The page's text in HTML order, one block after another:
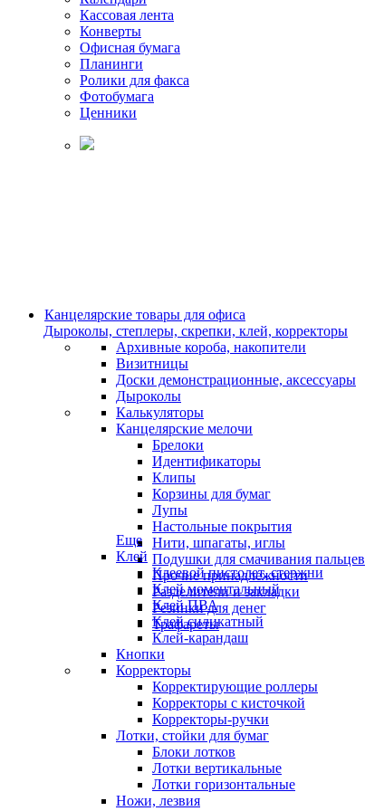
Кассовая лента
Конверты
Офисная бумага
Планинги
Ролики для факса
Фотобумага
Ценники
Канцелярские товары для офиса
Дыроколы, степлеры, скрепки, клей, корректоры
Архивные короба, накопители
Визитницы
Доски демонстрационные, аксессуары
Дыроколы
Калькуляторы
Канцелярские мелочи
Брелоки
Идентификаторы
Клипы
Корзины для бумаг
Лупы
Настольные покрытия
Нити, шпагаты, иглы
Подушки для смачивания пальцев
Прочие принадлежности
Разделители и закладки
Резинки для денег
Трафареты
Еще
Клей
Клеевой пистолет, стержни
Клей моментальный
Клей ПВА
Клей силикатный
Клей-карандаш
Кнопки
Корректоры
Корректирующие роллеры
Корректоры с кисточкой
Корректоры-ручки
Лотки, стойки для бумаг
Блоки лотков
Лотки вертикальные
Лотки горизонтальные
Ножи, лезвия